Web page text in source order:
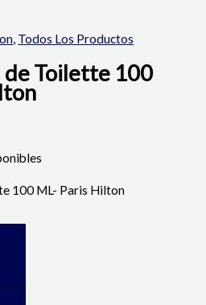
, Todos Los Productos
de Toilette 100
100 ML- Paris Hilton